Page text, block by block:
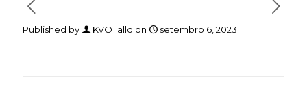
Published by KVO_allq on setembro 6, 2023